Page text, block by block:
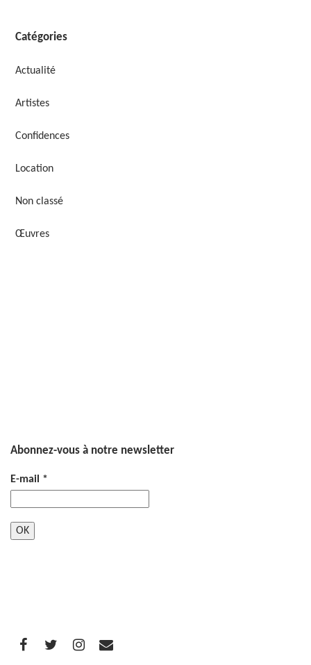
Catégories
Actualité
Artistes
Confidences
Location
Non classé
Œuvres
Abonnez-vous à notre newsletter
E-mail *